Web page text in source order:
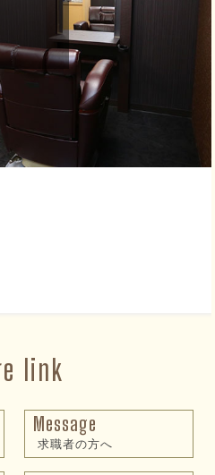
link
Message
求職者の方へ